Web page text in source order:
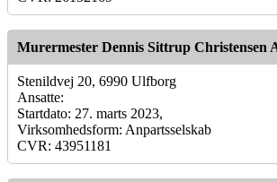
Murermester Dennis Sittrup Christensen
Stenildvej 20, 6990 Ulfborg
Ansatte:
Startdato: 27. marts 2023,
Virksomhedsform: Anpartsselskab
CVR: 43951181